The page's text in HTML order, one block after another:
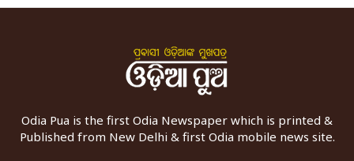
Odia Pua is the first Odia Newspaper which is printed &
Published from New Delhi & first Odia mobile news site.